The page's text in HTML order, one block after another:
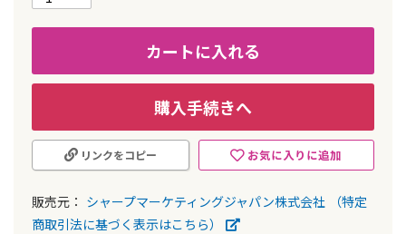
カートに入れる
購入手続きへ
お気に入りに追加
リンクをコピー
販売元： シャープマーケティングジャパン株式会社
（特定
商取引法に基づく表示はこちら）